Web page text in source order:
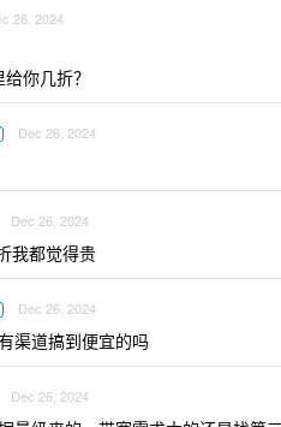
26, 2024
你几折？
Dec 26, 2024
Dec 26, 2024
我都觉得贵
Dec 26, 2024
渠道搞到便宜的吗
Dec 26, 2024